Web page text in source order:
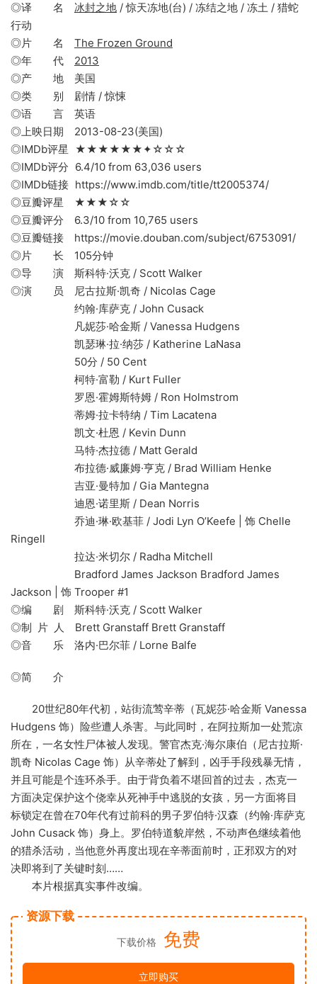
◎译 名 冰封之地 / 惊天冻地(台) / 冻结之地 / 冻土 / 猎蛇
行动
◎片 名 The Frozen Ground
◎年 代 2013
◎产 地 美国
◎类 别 剧情 / 惊悚
◎语 言 英语
◎上映日期 2013-08-23(美国)
◎IMDb评星 ★★★★★★✦☆☆☆
◎IMDb评分 6.4/10 from 63,036 users
◎IMDb链接 https://www.imdb.com/title/tt2005374/
◎豆瓣评星 ★★★☆☆
◎豆瓣评分 6.3/10 from 10,765 users
◎豆瓣链接 https://movie.douban.com/subject/6753091/
◎片 长 105分钟
◎导 演 斯科特·沃克 / Scott Walker
◎演 员 尼古拉斯·凯奇 / Nicolas Cage
约翰·库萨克 / John Cusack
凡妮莎·哈金斯 / Vanessa Hudgens
凯瑟琳·拉·纳莎 / Katherine LaNasa
50分 / 50 Cent
柯特·富勒 / Kurt Fuller
罗恩·霍姆斯特姆 / Ron Holmstrom
蒂姆·拉卡特纳 / Tim Lacatena
凯文·杜恩 / Kevin Dunn
马特·杰拉德 / Matt Gerald
布拉德·威廉姆·亨克 / Brad William Henke
吉亚·曼特加 / Gia Mantegna
迪恩·诺里斯 / Dean Norris
乔迪·琳·欧基菲 / Jodi Lyn O’Keefe | 饰 Chelle
Ringell
拉达·米切尔 / Radha Mitchell
Bradford James Jackson Bradford James
Jackson | 饰 Trooper #1
◎编 剧 斯科特·沃克 / Scott Walker
◎制 片 人 Brett Granstaff Brett Granstaff
◎音 乐 洛内·巴尔菲 / Lorne Balfe
◎简 介
20世纪80年代初，站街流莺辛蒂（瓦妮莎·哈金斯 Vanessa
Hudgens 饰）险些遭人杀害。与此同时，在阿拉斯加一处荒凉
所在，一名女性尸体被人发现。警官杰克·海尔康伯（尼古拉斯·
凯奇 Nicolas Cage 饰）从辛蒂处了解到，凶手手段残暴无情，
并且可能是个连环杀手。由于背负着不堪回首的过去，杰克一
方面决定保护这个侥幸从死神手中逃脱的女孩，另一方面将目
标锁定在曾在70年代有过前科的男子罗伯特·汉森（约翰·库萨克
John Cusack 饰）身上。罗伯特道貌岸然，不动声色继续着他
的猎杀活动，当他意外再度出现在辛蒂面前时，正邪双方的对
决即将到了关键时刻……
本片根据真实事件改编。
资源下载
下载价格 免费
立即购买